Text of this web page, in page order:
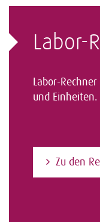
Labor-
Labor-
und Einheiten.
Zu den